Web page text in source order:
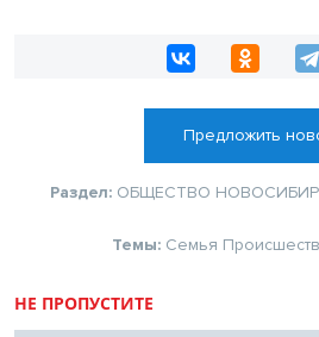
Предложить
Раздел: ОБЩЕСТВО
Темы: Семья
НЕ ПРОПУСТИТЕ